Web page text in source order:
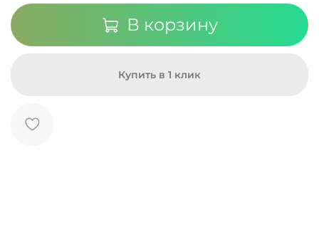
В корзину
Купить в 1 клик